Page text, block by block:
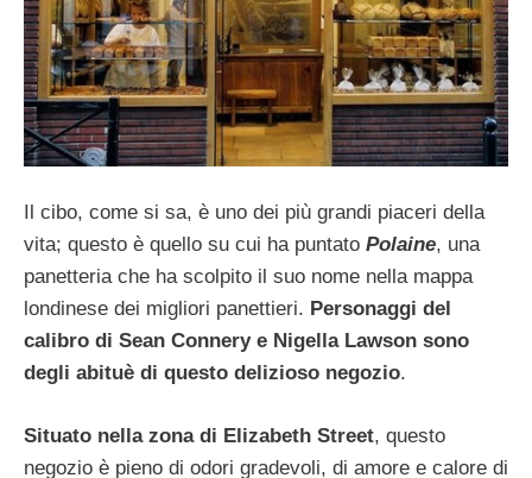
Il cibo, come si sa, è uno dei più grandi piaceri della
vita; questo è quello su cui ha puntato Polaine, una
panetteria che ha scolpito il suo nome nella mappa
londinese dei migliori panettieri. Personaggi del
calibro di Sean Connery e Nigella Lawson sono
degli abituè di questo delizioso negozio.
Situato nella zona di Elizabeth Street, questo
negozio è pieno di odori gradevoli, di amore e calore di